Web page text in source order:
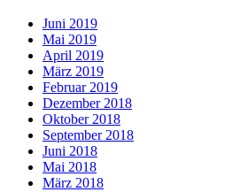
Juni 2019
Mai 2019
April 2019
März 2019
Februar 2019
Dezember 2018
Oktober 2018
September 2018
Juni 2018
Mai 2018
März 2018